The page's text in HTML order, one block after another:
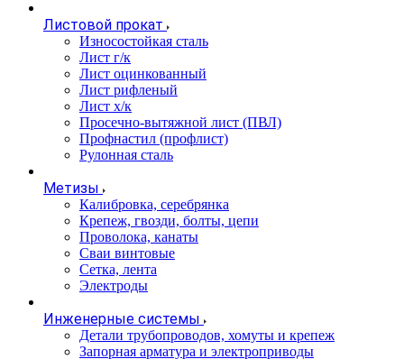
Листовой прокат
Износостойкая сталь
Лист г/к
Лист оцинкованный
Лист рифленый
Лист х/к
Просечно-вытяжной лист (ПВЛ)
Профнастил (профлист)
Рулонная сталь
Метизы
Калибровка, серебрянка
Крепеж, гвозди, болты, цепи
Проволока, канаты
Сваи винтовые
Сетка, лента
Электроды
Инженерные системы
Детали трубопроводов, хомуты и крепеж
Запорная арматура и электроприводы